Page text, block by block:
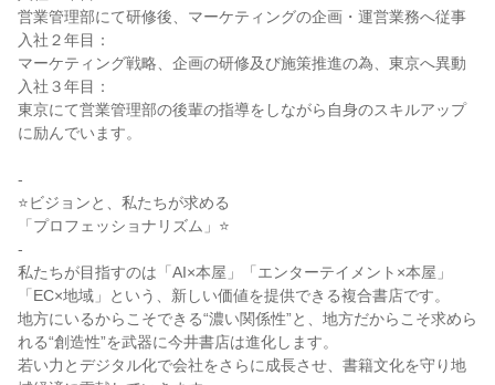
営業管理部にて研修後、マーケティングの企画・運営業務へ従事
入社２年目：
マーケティング戦略、企画の研修及び施策推進の為、東京へ異動
入社３年目：
東京にて営業管理部の後輩の指導をしながら自身のスキルアップ
に励んでいます。
-
⭐ビジョンと、私たちが求める
「プロフェッショナリズム」⭐
-
私たちが目指すのは「AI×本屋」「エンターテイメント×本屋」
「EC×地域」という、新しい価値を提供できる複合書店です。
地方にいるからこそできる“濃い関係性”と、地方だからこそ求めら
れる“創造性”を武器に今井書店は進化します。
若い力とデジタル化で会社をさらに成長させ、書籍文化を守り地